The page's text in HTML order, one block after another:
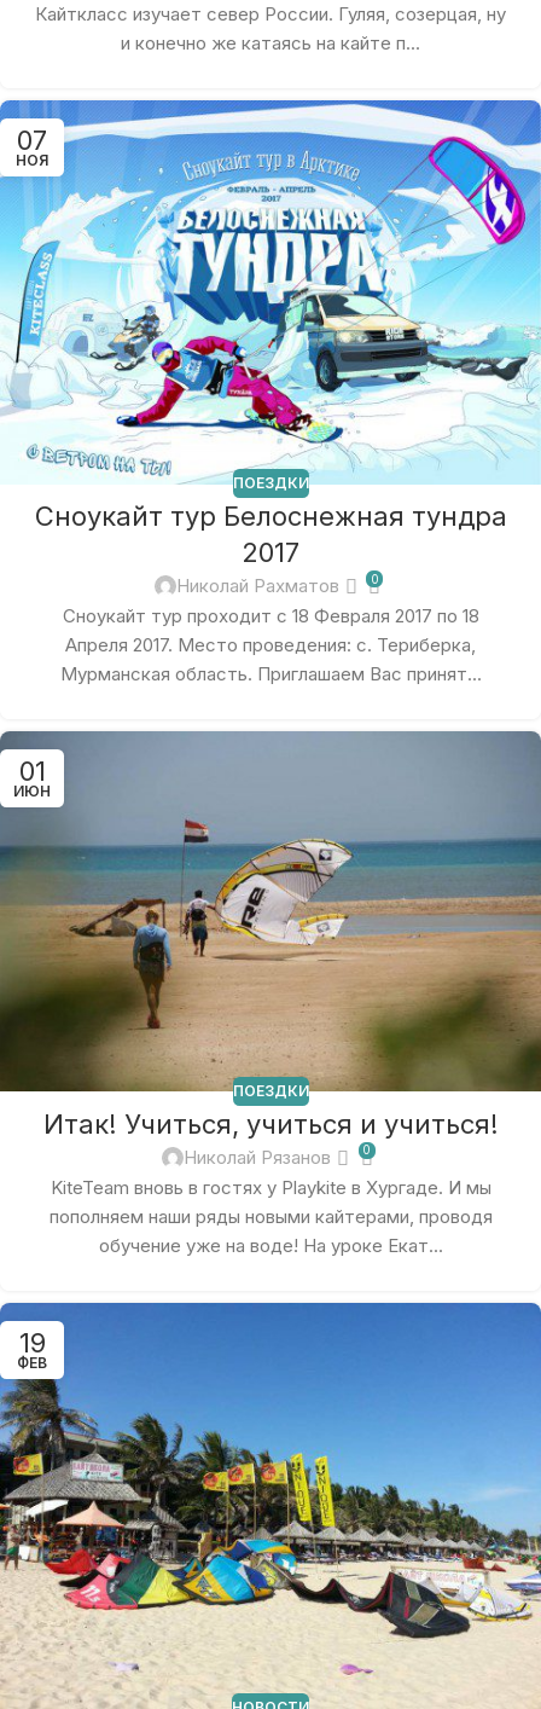
Кайткласс изучает север России. Гуляя, созерцая, ну
и конечно же катаясь на кайте п...
07
НОЯ
ПОЕЗДКИ
Сноукайт тур Белоснежная тундра
2017
Николай Рахматов 0
Сноукайт тур проходит с 18 Февраля 2017 по 18
Апреля 2017. Место проведения: с. Териберка,
Мурманская область. Приглашаем Вас принят...
01
ИЮН
ПОЕЗДКИ
Итак! Учиться, учиться и учиться!
Николай Рязанов 0
KiteTeam вновь в гостях у Playkite в Хургаде. И мы
пополняем наши ряды новыми кайтерами, проводя
обучение уже на воде! На уроке Екат...
19
ФЕВ